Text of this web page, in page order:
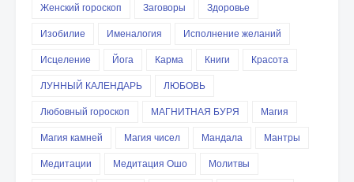
Женский гороскоп
Заговоры
Здоровье
Изобилие
Именалогия
Исполнение желаний
Исцеление
Йога Карма Книги
Красота
ЛУННЫЙ КАЛЕНДАРЬ
ЛЮБОВЬ
Любовный гороскоп
МАГНИТНАЯ БУРЯ
Магия
Магия камней
Магия чисел Мандала
Мантры
Медитации
Медитация Ошо
Молитвы